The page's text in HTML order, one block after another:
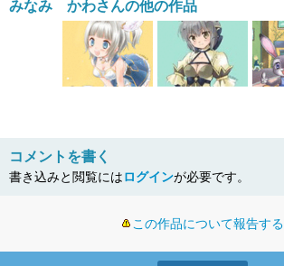
みなみ かわさんの他の作品
コメントを書く
書き込みと閲覧にはログインが必要です。
この作品について報告する